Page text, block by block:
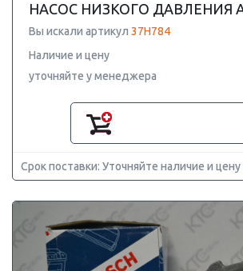
НАСОС НИЗКОГО ДАВЛЕНИЯ
Вы искали артикул 37H784
Наличие и цену
уточняйте у менеджера
Срок поставки: Уточняйте наличие и цену